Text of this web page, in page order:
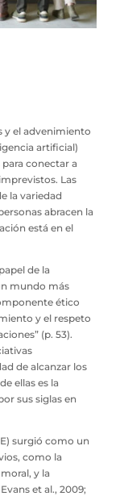
y el advenimiento
artificial)
conectar a
Las
la variedad
abracen la
está en el
de la
mundo más
ético
y el respeto
(p. 53).
de alcanzar los
ellas es la
sus siglas en
surgió como un
como la
y la
et al., 2009;